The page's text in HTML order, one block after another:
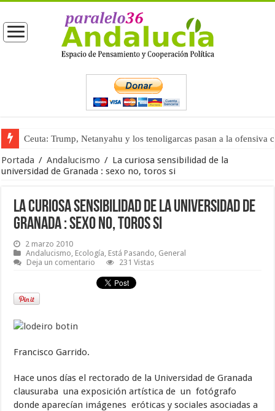
Ceuta: Trump, Netanyahu y los tenoligarcas pasan a la ofensiva
La masificación turística (tercera parte)
Portada / Andalucismo / La curiosa sensibilidad de la
universidad de Granada : sexo no, toros si
La curiosa sensibilidad de la universidad de
Granada : sexo no, toros si
2 marzo 2010
Andalucismo, Ecología, Está Pasando, General
Deja un comentario
231 Vistas
Francisco Garrido.
Hace unos días el rectorado de la Universidad de Granada
clausuraba una exposición artística de un fotógrafo
donde aparecían imágenes eróticas y sociales asociadas a